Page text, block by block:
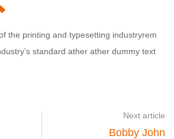
the printing and typesetting industryrem
standard ather ather dummy text
Next article
Bobby John